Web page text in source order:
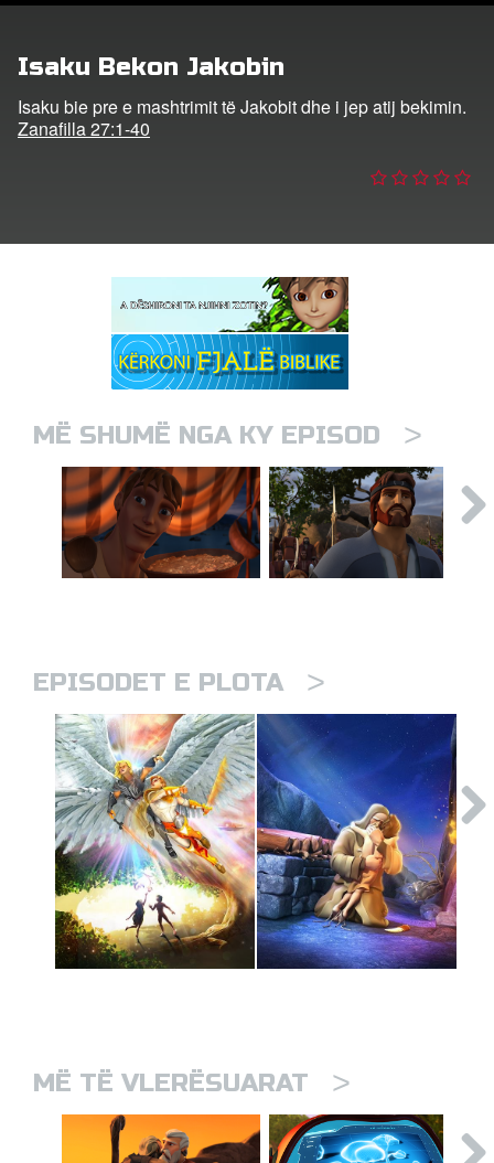
Isaku Bekon Jakobin
Isaku bie pre e mashtrimit të Jakobit dhe i jep atij bekimin.
Zanafilla 27:1-40
MË SHUMË NGA KY EPISOD >
EPISODET E PLOTA >
MË TË VLERËSUARAT >